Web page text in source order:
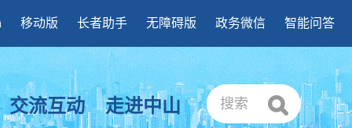
移动版 长者助手 无障碍版 政务微信 智能问答
交流互动 走进中山 搜索